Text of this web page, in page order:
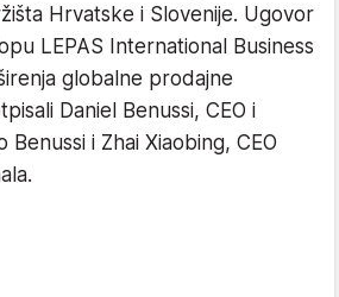
Hrvatske i Slovenije. Ugovor
LEPAS International Business
globalne prodajne
Daniel Benussi, CEO i
i Zhai Xiaobing, CEO